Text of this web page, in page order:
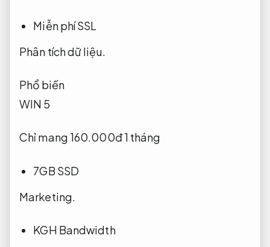
Miễn phí SSL
Phân tích dữ liệu.
Phổ biến
WIN 5
Chỉ mang 160.000đ 1 tháng
7GB SSD
Marketing.
KGH Bandwidth